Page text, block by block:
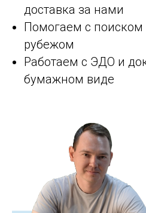
доставка за нами
Помогаем с поиском
рубежом
Работаем с ЭДО и
бумажном виде